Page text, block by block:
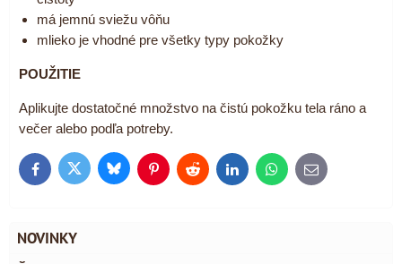
má jemnú sviežu vôňu
mlieko je vhodné pre všetky typy pokožky
POUŽITIE
Aplikujte dostatočné množstvo na čistú pokožku tela ráno a
večer alebo podľa potreby.
FacebookTwitter BlueskyPinterestReddit LinkedInWhatsApp
E-
mail
NOVINKY